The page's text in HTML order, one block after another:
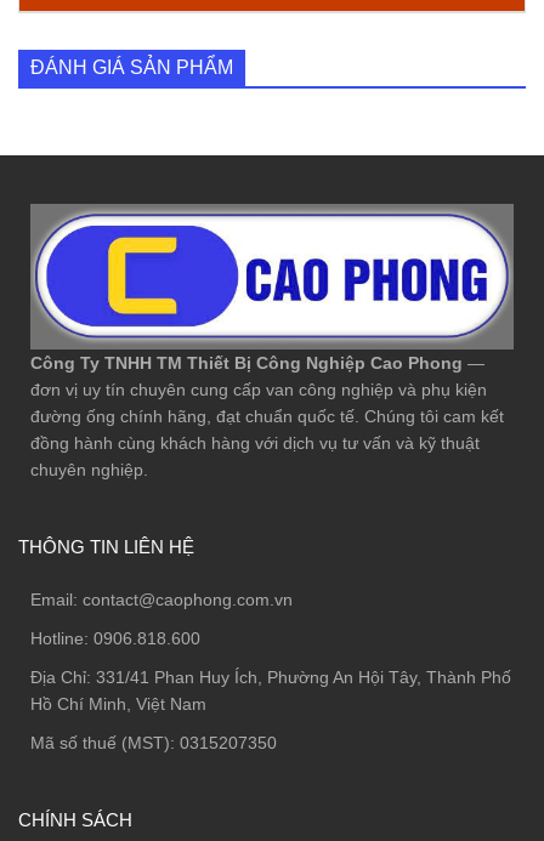
ĐÁNH GIÁ SẢN PHẨM
Công Ty TNHH TM Thiết Bị Công Nghiệp Cao Phong —
đơn vị uy tín chuyên cung cấp van công nghiệp và phụ kiện
đường ống chính hãng, đạt chuẩn quốc tế. Chúng tôi cam kết
đồng hành cùng khách hàng với dịch vụ tư vấn và kỹ thuật
chuyên nghiệp.
THÔNG TIN LIÊN HỆ
Email: contact@caophong.com.vn
Hotline: 0906.818.600
Địa Chỉ: 331/41 Phan Huy Ích, Phường An Hội Tây, Thành Phố
Hồ Chí Minh, Việt Nam
Mã số thuế (MST): 0315207350
CHÍNH SÁCH